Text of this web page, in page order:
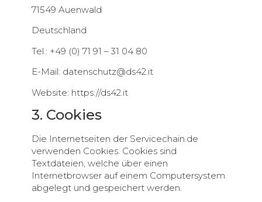
71549 Auenwald
Deutschland
Tel.: +49 (0) 71 91 – 31 04 80
E-Mail: datenschutz@ds42.it
Website: https://ds42.it
3. Cookies
Die Internetseiten der Servicechain.de
verwenden Cookies. Cookies sind
Textdateien, welche über einen
Internetbrowser auf einem Computersystem
abgelegt und gespeichert werden.